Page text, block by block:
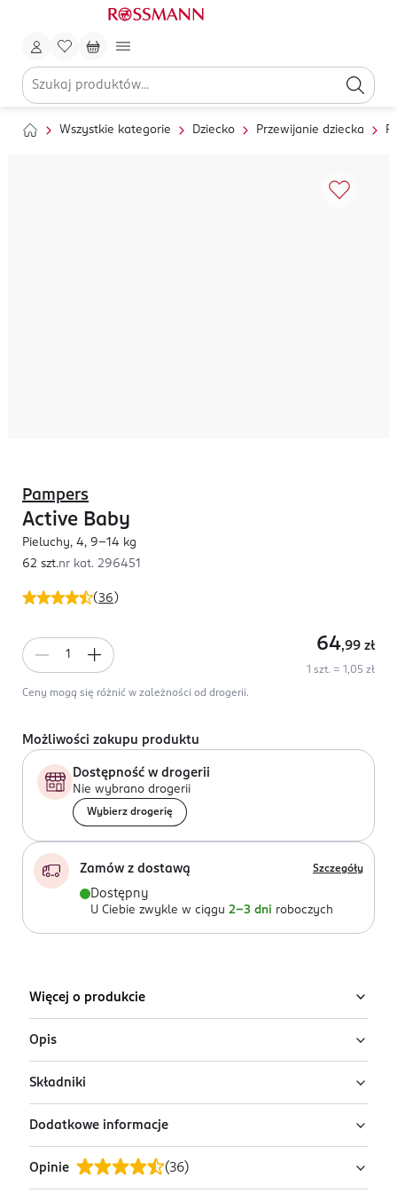
Wszystkie kategorie Dziecko Przewijanie dziecka
(36 )
Pampers
Active Baby
Pieluchy, 4, 9-14 kg
62 szt.nr kat. 296451
64,99 zł
1 szt. = 1,05 zł
Ceny mogą się różnić w zależności od drogerii.
Możliwości zakupu produktu
Dostępność w drogerii
Nie wybrano drogerii
Wybierz drogerię
Zamów z dostawą Szczegóły
Dostępny
U Ciebie zwykle w ciągu 2-3 dni roboczych
Więcej o produkcie
Opis
Oto pieluszki Pampers Active Baby, stworzone
specjalnie z myślą o zapewnieniu dziecku suchości i
wygody, a także komfortowej ochrony i świeżej skóry w
dzień i w nocy. Dzięki większym możliwościom w
zakresie absorpcji pieluszki te szybko zatrzymują
Składniki
Petrolatum, Stearyl Alcohol, Paraffinum Liquidum, Aloe
Barbadensis Leaf Extract
Dodatkowe informacje
OSTRZEŻENIA DOTYCZĄCE BEZPIECZEŃSTWA
Opinie (36)